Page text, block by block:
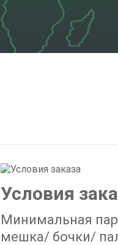
Условия
Минимальная
мешка/ бочки/